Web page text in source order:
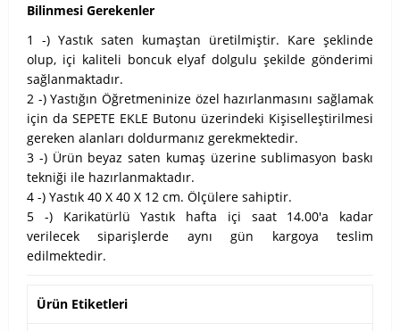
Bilinmesi Gerekenler
1 -) Yastık saten kumaştan üretilmiştir. Kare şeklinde
olup, içi kaliteli boncuk elyaf dolgulu şekilde gönderimi
sağlanmaktadır.
2 -) Yastığın Öğretmeninize özel hazırlanmasını sağlamak
için da SEPETE EKLE Butonu üzerindeki Kişiselleştirilmesi
gereken alanları doldurmanız gerekmektedir.
3 -) Ürün beyaz saten kumaş üzerine sublimasyon baskı
tekniği ile hazırlanmaktadır.
4 -) Yastık 40 X 40 X 12 cm. Ölçülere sahiptir.
5 -) Karikatürlü Yastık hafta içi saat 14.00'a kadar
verilecek siparişlerde aynı gün kargoya teslim
edilmektedir.
Ürün Etiketleri